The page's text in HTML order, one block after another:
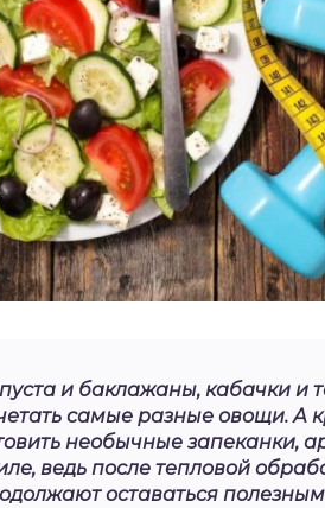
и баклажаны, кабачки и
самые разные овощи. А
необычные запеканки,
ведь после тепловой
оставаться